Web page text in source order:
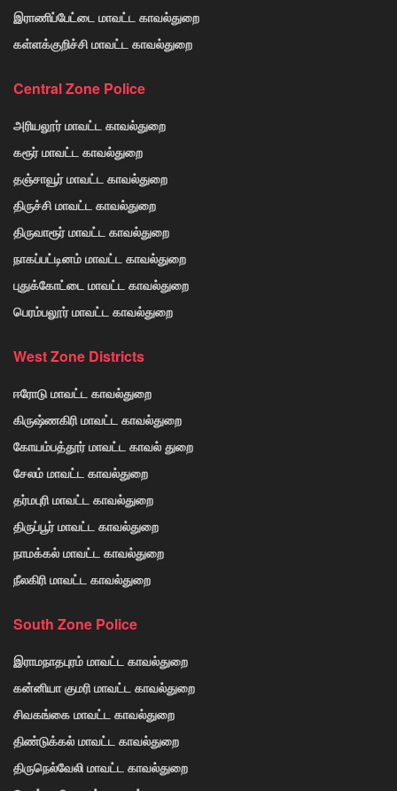
இராணிப்பேட்டை மாவட்ட காவல்துறை
கள்ளக்குறிச்சி மாவட்ட காவல்துறை
Central Zone Police
அரியலூர் மாவட்ட காவல்துறை
கரூர் மாவட்ட காவல்துறை
தஞ்சாவூர் மாவட்ட காவல்துறை
திருச்சி மாவட்ட காவல்துறை
திருவாரூர் மாவட்ட காவல்துறை
நாகப்பட்டினம் மாவட்ட காவல்துறை
புதுக்கோட்டை மாவட்ட காவல்துறை
பெரம்பலூர் மாவட்ட காவல்துறை
West Zone Districts
ஈரோடு மாவட்ட காவல்துறை
கிருஷ்ணகிரி மாவட்ட காவல்துறை
கோயம்பத்தூர் மாவட்ட காவல் துறை
சேலம் மாவட்ட காவல்துறை
தர்மபுரி மாவட்ட காவல்துறை
திருப்பூர் மாவட்ட காவல்துறை
நாமக்கல் மாவட்ட காவல்துறை
நீலகிரி மாவட்ட காவல்துறை
South Zone Police
இராமநாதபுரம் மாவட்ட காவல்துறை
கன்னியா குமரி மாவட்ட காவல்துறை
சிவகங்கை மாவட்ட காவல்துறை
திண்டுக்கல் மாவட்ட காவல்துறை
திருநெல்வேலி மாவட்ட காவல்துறை